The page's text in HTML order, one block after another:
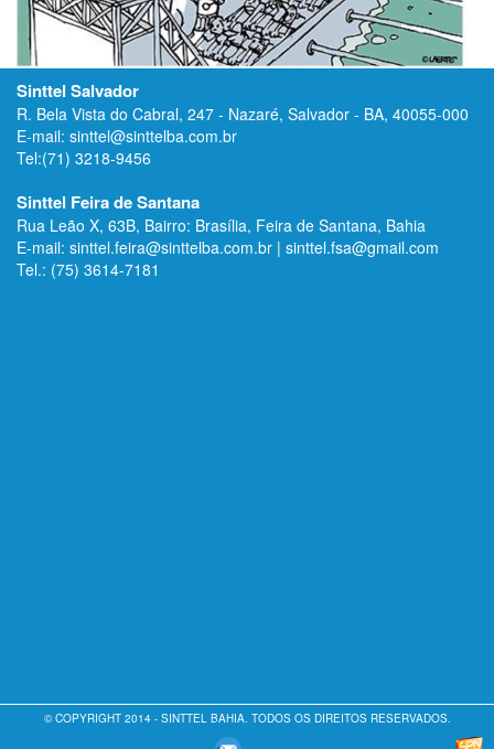
Sinttel Salvador
R. Bela Vista do Cabral, 247 - Nazaré, Salvador - BA, 40055-000
E-mail: sinttel@sinttelba.com.br
Tel:(71) 3218-9456
Sinttel Feira de Santana
Rua Leão X, 63B, Bairro: Brasília, Feira de Santana, Bahia
E-mail: sinttel.feira@sinttelba.com.br | sinttel.fsa@gmail.com
Tel.: (75) 3614-7181
© COPYRIGHT 2014 - SINTTEL BAHIA. TODOS OS DIREITOS RESERVADOS.